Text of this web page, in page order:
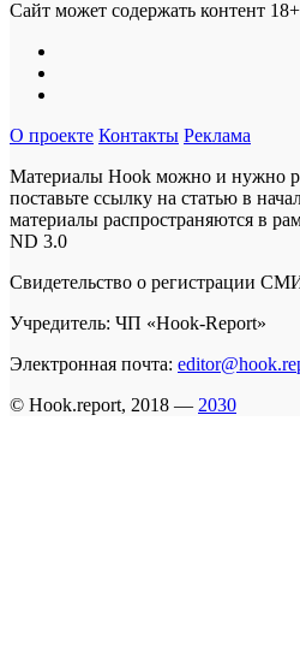
Сайт может содержать контент 18+
О проекте Контакты Реклама
Материалы Hook можно и нужно
поставьте ссылку на статью в
материалы распространяются в
ND 3.0
Свидетельство о регистрации
Учредитель: ЧП «Hook-Report»
Электронная почта:
© Hook.report, 2018 — 2030